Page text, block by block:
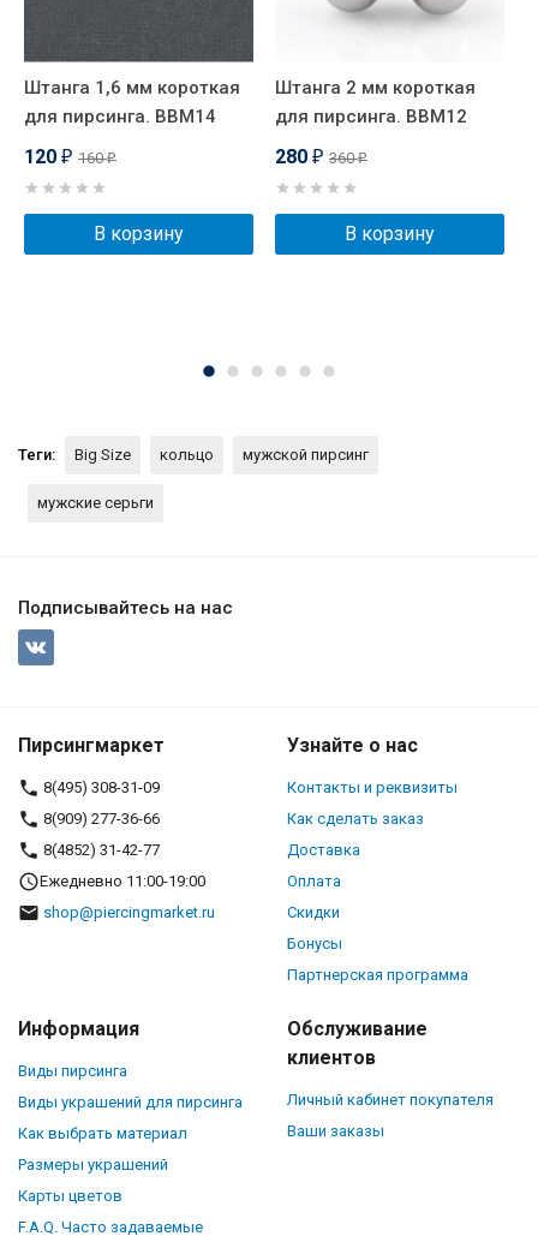
Штанга 1,6 мм короткая
для пирсинга. BBM14
120 ₽ 160₽
В корзину
Штанга 2 мм короткая
для пирсинга. BBM12
280 ₽ 360₽
В корзину
Теги: Big Size кольцо мужской пирсинг
мужские серьги
Подписывайтесь на нас
Пирсингмаркет
8(495) 308-31-09
8(909) 277-36-66
8(4852) 31-42-77
Ежедневно 11:00-19:00
shop@piercingmarket.ru
Узнайте о нас
Контакты и реквизиты
Как сделать заказ
Доставка
Оплата
Скидки
Бонусы
Партнерская программа
Информация
Виды пирсинга
Виды украшений для пирсинга
Как выбрать материал
Размеры украшений
Карты цветов
F.A.Q. Часто задаваемые
Обслуживание
клиентов
Личный кабинет покупателя
Ваши заказы